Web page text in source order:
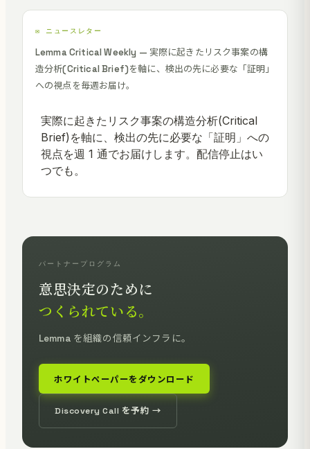
✉️ ニュースレター
Lemma Critical Weekly — 実際に起きたリスク事案の構
造分析(Critical Brief)を軸に、検出の先に必要な「証明」
への視点を毎週お届け。
パートナープログラム
意思決定のために
つくられている。
Lemma を組織の信頼インフラに。
ホワイトペーパーをダウンロード
Discovery Call を予約 →